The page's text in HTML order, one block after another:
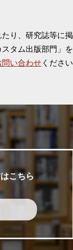
り、研究誌等に
タム出版部門」
問い合わせ くださ
こちら